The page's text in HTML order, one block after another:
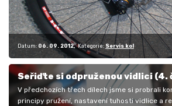
Datum: 06. 09. 2012 Kategorie: Servis kol
Seřiďte si odpruženou vidlici (4.
V předchozích třech dílech jsme si probrali
principy pružení, nastavení tuhosti vidlice a